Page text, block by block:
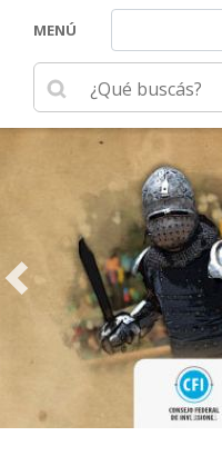
MENÚ Navegar
Ingrese su búsqueda